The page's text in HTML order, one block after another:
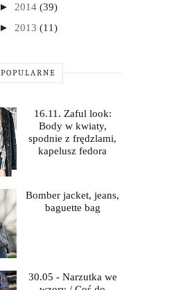
► 2014 (39)
► 2013 (11)
POPULARNE
16.11. Zaful look:
Body w kwiaty,
spodnie z frędzlami,
kapelusz fedora
Bomber jacket, jeans,
baguette bag
30.05 - Narzutka we